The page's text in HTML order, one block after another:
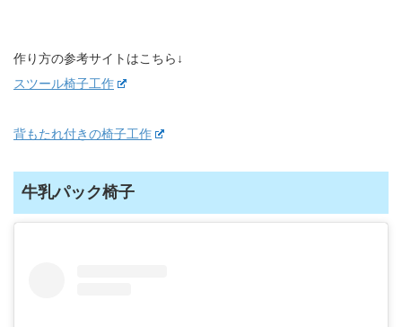
作り方の参考サイトはこちら↓
スツール椅子工作
背もたれ付きの椅子工作
牛乳パック椅子